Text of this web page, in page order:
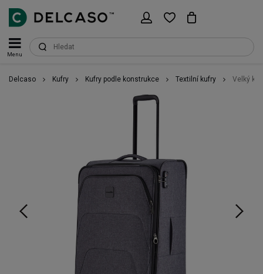
Menu
Delcaso Kufry Kufry podle konstrukce Textilní kufry Velký